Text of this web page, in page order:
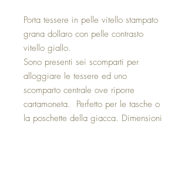
Porta tessere in pelle vitello stampato
grana dollaro con pelle contrasto
vitello giallo.
Sono presenti sei scomparti per
alloggiare le tessere ed uno
scomparto centrale ove riporre
cartamoneta. Perfetto per le tasche o
la poschette della giacca. Dimensioni